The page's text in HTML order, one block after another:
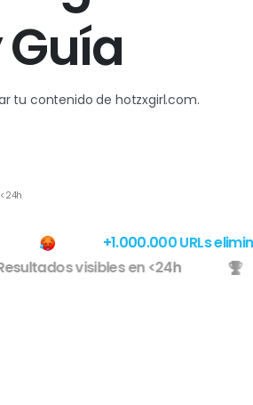
Guía
tu contenido de hotzxgirl.com.
+1.000.000 URLs
Resultados visibles en <24h